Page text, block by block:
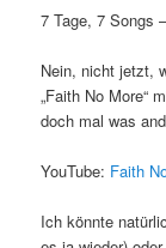
7 Tage, 7 Songs
Nein, nicht jetzt,
„Faith No More“
doch mal was
YouTube: Faith
Ich könnte